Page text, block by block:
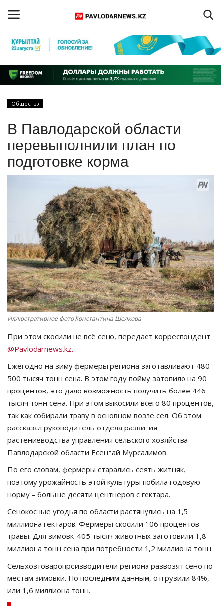
Регистрация
Главная
ПАВЛОДАРСКАЯ ОБЛАСТЬ
КАЗАХСТАН
СПЕЦПРОЕКТЫ
СПОРТ
Чек-лист
РАЗВЛЕЧЕНИЯ
OFFICIAL
Курултай
Язык
Қазақша Русский
Общество
В Павлодарской области
перевыполнили план по
подготовке корма
Иллюстративное фото Константина Шелкова
При этом скосили не всё сено, передает корреспондент
@Pavlodarnews.kz.
Ежегодно на зиму фермеры региона заготавливают 480-
500 тысяч тонн сена. В этом году пойму затопило на 90
процентов, это дало возможность получить более 446
тысяч тонн сена. При этом выкосили всего 80 процентов,
так как собирали траву в основном возле сел. Об этом
рассказал руководитель отдела развития
растениеводства управления сельского хозяйства
Павлодарской области Есентай Мурсалимов.
По его словам, фермеры старались сеять житняк,
поэтому урожайность этой культуры побила годовую
норму – больше десяти центнеров с гектара.
Сенокосные угодья по области растянулись на 1,5
миллиона гектаров. Фермеры скосили 106 процентов
травы. Для зимовк. 405 тысяч животных заготовили 1,8
миллиона тонн сена при потребности 1,2 миллиона тонн.
Сельхозтоваропроизводители региона развозят сено по
местам зимовки. По последним данным, отгрузили 84%,
или 1,6 миллиона тонн.